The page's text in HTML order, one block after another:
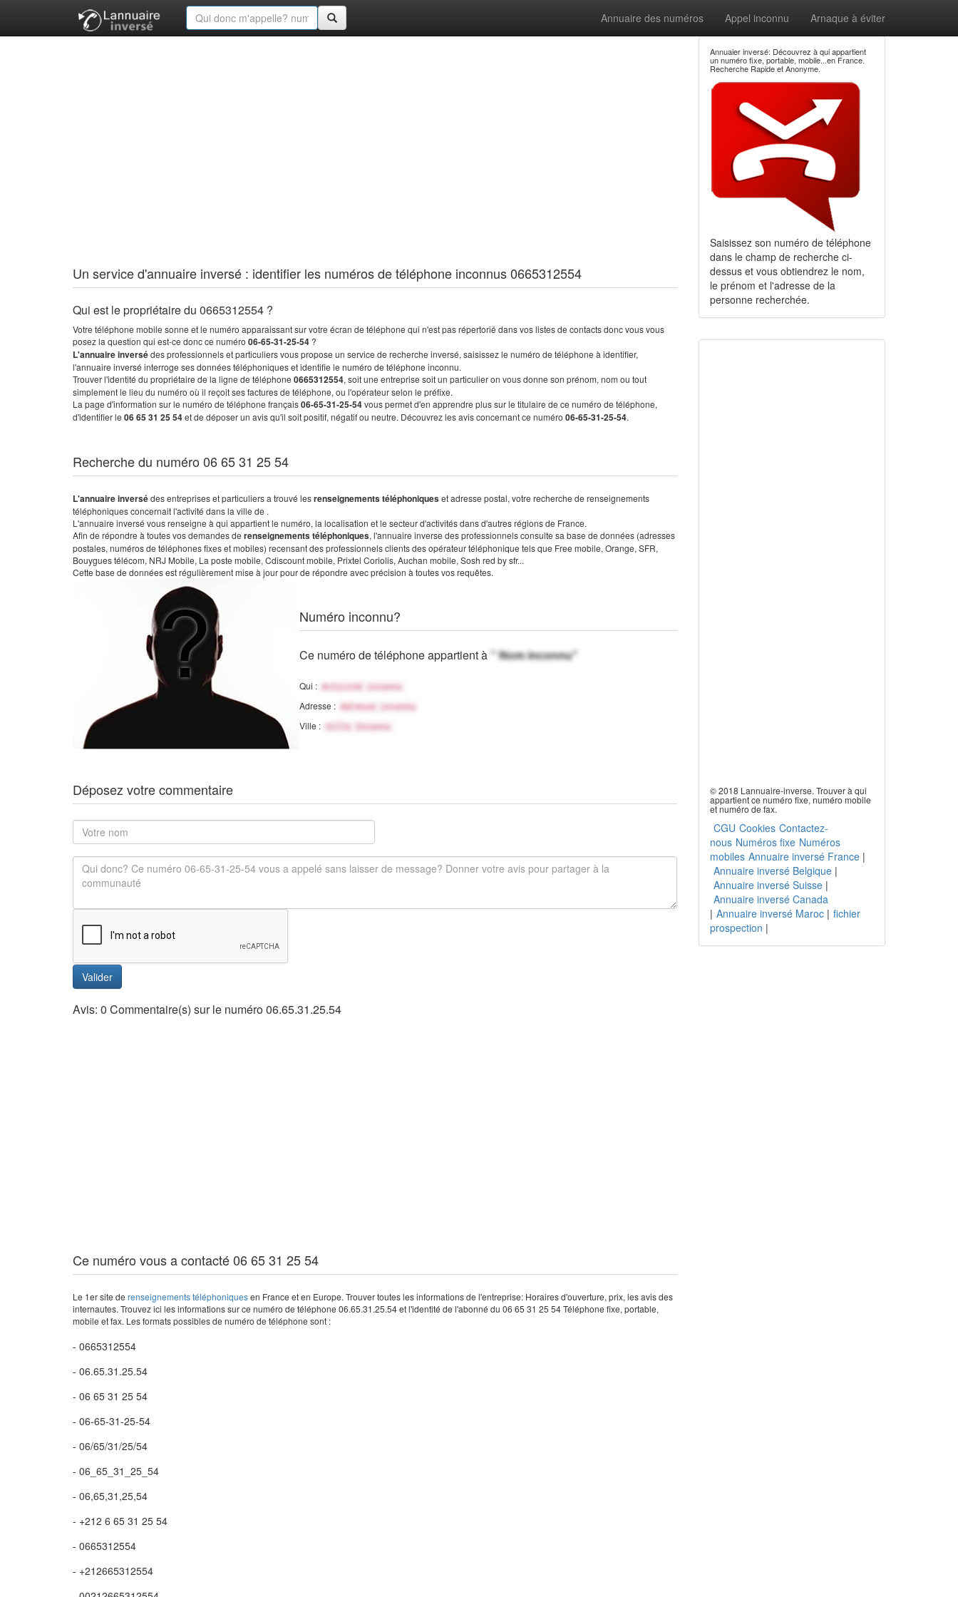
Annuaire des numéros Appel inconnu Arnaque à éviter
Un service d'annuaire inversé : identifier les numéros de téléphone inconnus 0665312554
Qui est le propriétaire du 0665312554 ?
Votre téléphone mobile sonne et le numéro apparaissant sur votre écran de téléphone qui n'est pas répertorié dans vos listes de contacts donc vous vous
posez la question qui est-ce donc ce numéro 06-65-31-25-54 ?
L'annuaire inversédes professionnels et particuliers vous propose un service de recherche inversé, saisissez le numéro de téléphone à identifier,
l'annuaire inversé interroge ses données téléphoniques et identifie le numéro de téléphone inconnu.
Trouver l'identité du propriétaire de la ligne de téléphone 0665312554, soit une entreprise soit un particulier on vous donne son prénom, nom ou tout
simplement le lieu du numéro où il reçoit ses factures de téléphone, ou l'opérateur selon le préfixe.
La page d'information sur le numéro de téléphone français06-65-31-25-54vous permet d'en apprendre plus sur le titulaire de ce numéro de téléphone,
d'identifier le 06 65 31 25 54et de déposer un avis qu'il soit positif, négatif ou neutre. Découvrez les avis concernant ce numéro 06-65-31-25-54.
Recherche du numéro 06 65 31 25 54
L'annuaire inversédes entreprises et particuliers a trouvé lesrenseignements téléphoniqueset adresse postal, votre recherche de renseignements
téléphoniques concernait l'activité dans la ville de .
L'annuaire inversé vous renseigne à qui appartient le numéro, la localisation et le secteur d'activités dans d'autres régions de France.
Afin de répondre à toutes vos demandes de renseignements téléphoniques, l'annuaire inverse des professionnels consulte sa base de données (adresses
postales, numéros de téléphones fixes et mobiles) recensant des professionnels clients des opérateur téléphonique tels que Free mobile, Orange, SFR,
Bouygues télécom, NRJ Mobile, La poste mobile, Cdiscount mobile, Prixtel Coriolis, Auchan mobile, Sosh red by sfr...
Cette base de données est régulièrement mise à jour pour de répondre avec précision à toutes vos requêtes.
Numéro inconnu?
Ce numéro de téléphone appartient à" Nom inconnu"
Qui : Activité inconnu
Adresse : Adresse inconnu
Ville : Ville Inconnu
Déposez votre commentaire
Valider
Avis: 0 Commentaire(s) sur le numéro 06.65.31.25.54
Ce numéro vous a contacté 06 65 31 25 54
Le 1er site de renseignements téléphoniquesen France et en Europe. Trouver toutes les informations de l'entreprise: Horaires d'ouverture, prix, les avis des
internautes. Trouvez ici les informations sur ce numéro de téléphone 06.65.31.25.54 et l'identité de l'abonné du 06 65 31 25 54 Téléphone fixe, portable,
mobile et fax. Les formats possibles de numéro de téléphone sont :
- 0665312554
- 06.65.31.25.54
- 06 65 31 25 54
- 06-65-31-25-54
- 06/65/31/25/54
- 06_65_31_25_54
- 06,65,31,25,54
- +212 6 65 31 25 54
- 0665312554
- +212665312554
Annuaier inversé: Découvrez à qui appartient
un numéro fixe, portable, mobile...en France.
Recherche Rapide et Anonyme.
Saisissez son numéro de téléphone
dans le champ de recherche ci-
dessus et vous obtiendrez le nom,
le prénom et l'adresse de la
personne recherchée.
© 2018 Lannuaire-inverse. Trouver à qui
appartient ce numéro fixe, numéro mobile
et numéro de fax.
CGU Cookies Contactez-
nous Numéros fixe Numéros
mobiles Annuaire inversé France|
Annuaire inversé Belgique|
Annuaire inversé Suisse|
Annuaire inversé Canada
| Annuaire inversé Maroc| fichier
prospection |